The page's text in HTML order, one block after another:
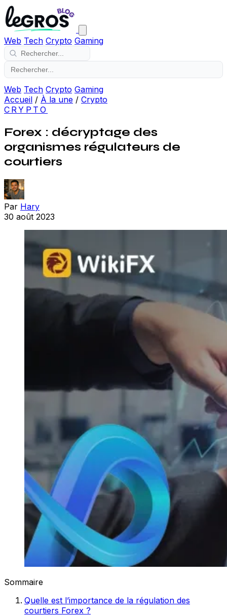
Web Tech Crypto Gaming
Web Tech Crypto Gaming
Accueil / À la une / Crypto
CRYPTO
Forex : décryptage des
organismes régulateurs de
courtiers
Par Hary
30 août 2023
Sommaire
Quelle est l’importance de la régulation des
courtiers Forex ?